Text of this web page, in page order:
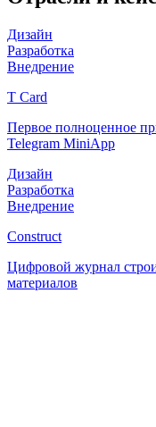
Дизайн
Разработка
Внедрение
T Card
Первое полноценное
Telegram MiniApp
Дизайн
Разработка
Внедрение
Construct
Цифровой журнал
материалов